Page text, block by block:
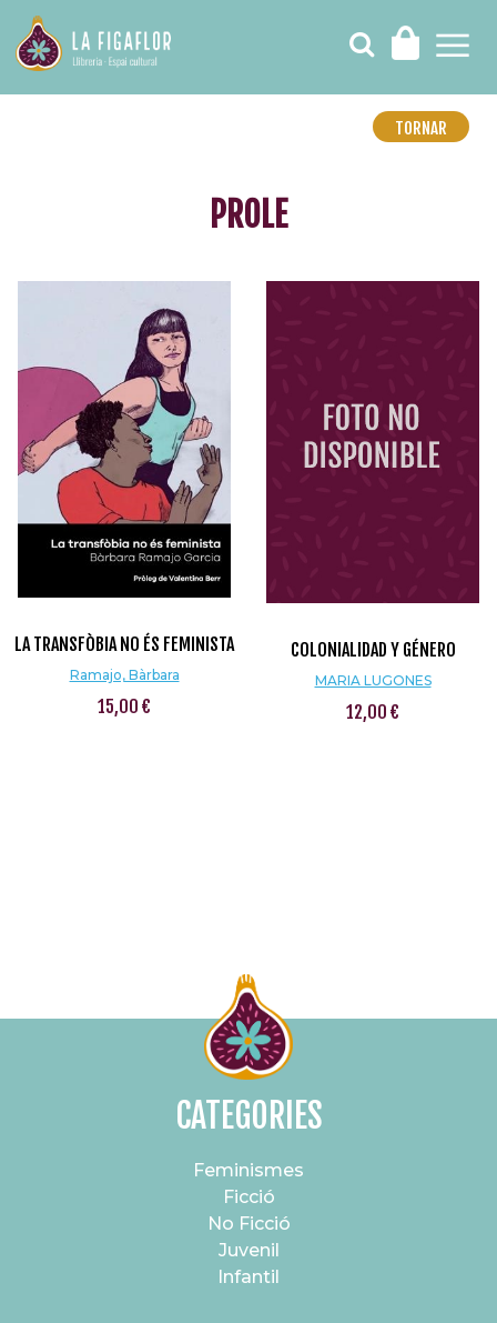
TORNAR
PROLE
LA TRANSFÒBIA NO ÉS FEMINISTA
Ramajo, Bàrbara
15,00 €
COLONIALIDAD Y GÉNERO
MARIA LUGONES
12,00 €
CATEGORIES
Feminismes
Ficció
No Ficció
Juvenil
Infantil